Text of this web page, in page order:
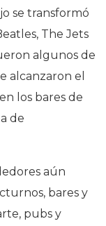
se transformó
The Jets
algunos de
alcanzaron el
los bares de
de
aún
bares y
pubs y